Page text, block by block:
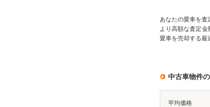
あなたの愛車を査
より高額な査定
愛車を売却する最
中古車物件
平均価格